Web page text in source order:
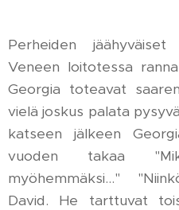
Perheiden
Veneen loitotessa
Georgia toteavat
vielä joskus palata
katseen jälkeen
vuoden takaa
myöhemmäksi…"
David. He tarttuvat